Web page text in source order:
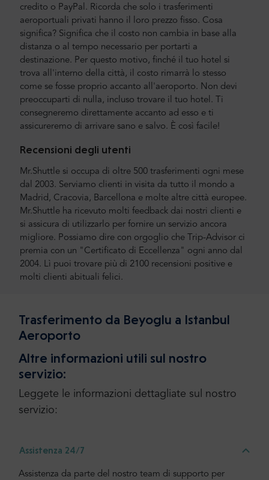
credito o PayPal. Ricorda che solo i trasferimenti
aeroportuali privati hanno il loro prezzo fisso. Cosa
significa? Significa che il costo non cambia in base alla
distanza o al tempo necessario per portarti a
destinazione. Per questo motivo, finché il tuo hotel si
trova all'interno della città, il costo rimarrà lo stesso
come se fosse proprio accanto all'aeroporto. Non devi
preoccuparti di nulla, incluso trovare il tuo hotel. Ti
consegneremo direttamente accanto ad esso e ti
assicureremo di arrivare sano e salvo. È così facile!
Recensioni degli utenti
Mr.Shuttle si occupa di oltre 500 trasferimenti ogni mese
dal 2003. Serviamo clienti in visita da tutto il mondo a
Madrid, Cracovia, Barcellona e molte altre città europee.
Mr.Shuttle ha ricevuto molti feedback dai nostri clienti e
si assicura di utilizzarlo per fornire un servizio ancora
migliore. Possiamo dire con orgoglio che Trip-Advisor ci
premia con un "Certificato di Eccellenza" ogni anno dal
2004. Lì puoi trovare più di 2100 recensioni positive e
molti clienti abituali felici.
Trasferimento da Beyoglu a Istanbul
Aeroporto
Altre informazioni utili sul nostro
servizio:
Leggete le informazioni dettagliate sul nostro
servizio:
Assistenza 24/7
Assistenza da parte del nostro team di supporto per